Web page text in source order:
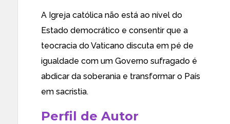
A Igreja católica não está ao nível do
Estado democrático e consentir que a
teocracia do Vaticano discuta em pé de
igualdade com um Governo sufragado é
abdicar da soberania e transformar o País
em sacristia.
Perfil de Autor